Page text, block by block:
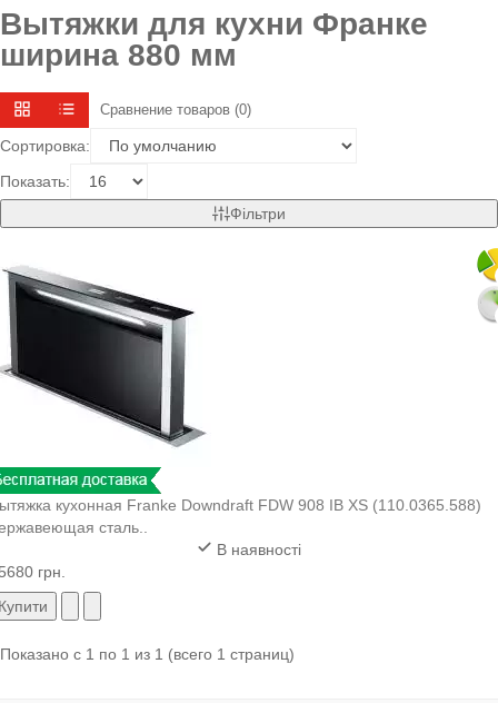
Вытяжки для кухни Франке
ширина 880 мм
Сравнение товаров (0)
Сортировка:
Показать:
Фільтри
кухонная Franke Downdraft FDW 908 IB XS (110.0365.588)
сталь..
В наявності
грн.
Показано с 1 по 1 из 1 (всего 1 страниц)